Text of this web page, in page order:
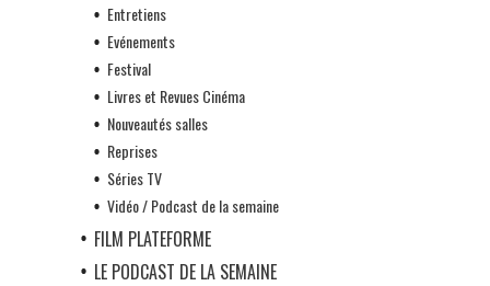
Entretiens
Evénements
Festival
Livres et Revues Cinéma
Nouveautés salles
Reprises
Séries TV
Vidéo / Podcast de la semaine
FILM PLATEFORME
LE PODCAST DE LA SEMAINE